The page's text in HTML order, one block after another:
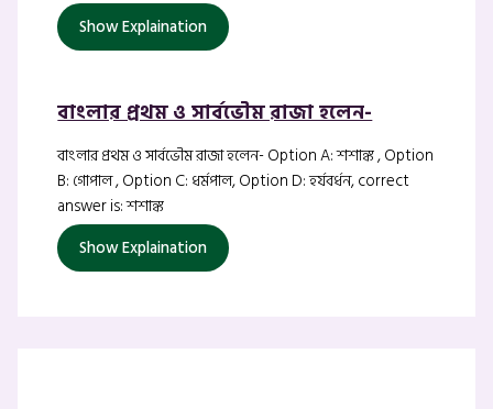
Show Explaination
বাংলার প্রথম ও সার্বভৌম রাজা হলেন-
বাংলার প্রথম ও সার্বভৌম রাজা হলেন- Option A: শশাঙ্ক , Option
B: গোপাল , Option C: ধর্মপাল, Option D: হর্যবর্ধন, correct
answer is: শশাঙ্ক
Show Explaination